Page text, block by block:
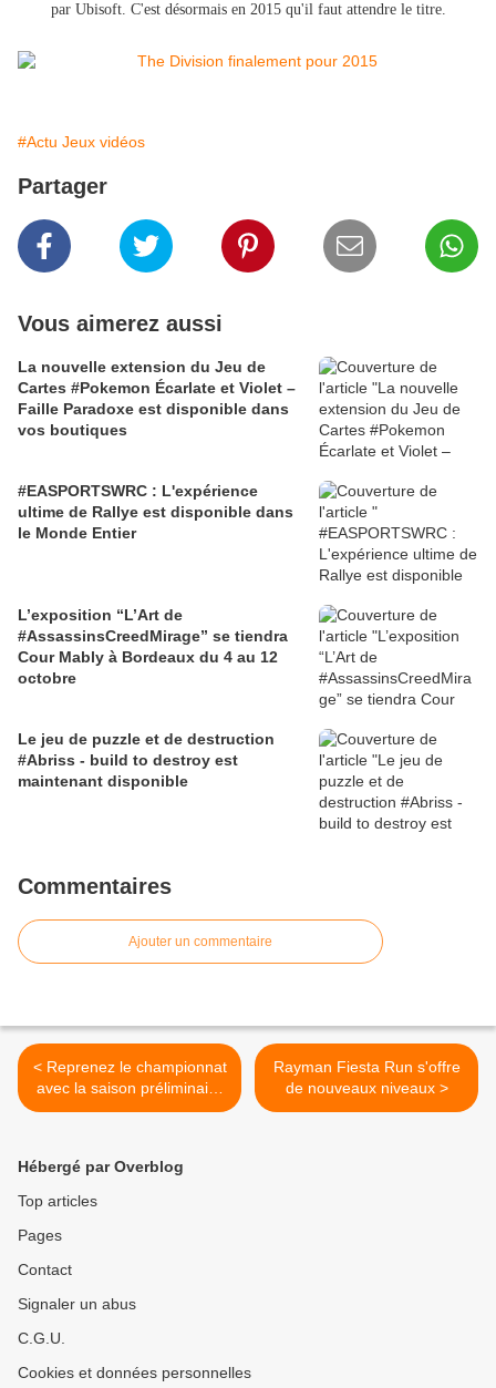
par Ubisoft. C'est désormais en 2015 qu'il faut attendre le titre.
#Actu Jeux vidéos
Partager
Vous aimerez aussi
La nouvelle extension du Jeu de
Cartes #Pokemon Écarlate et Violet –
Faille Paradoxe est disponible dans
vos boutiques
#EASPORTSWRC : L'expérience
ultime de Rallye est disponible dans
le Monde Entier
L’exposition “L’Art de
#AssassinsCreedMirage” se tiendra
Cour Mably à Bordeaux du 4 au 12
octobre
Le jeu de puzzle et de destruction
#Abriss - build to destroy est
maintenant disponible
Commentaires
Ajouter un commentaire
< Reprenez le championnat
avec la saison préliminaire
Rayman Fiesta Run s'offre
de nouveaux niveaux >
Hébergé par Overblog
Top articles
Pages
Contact
Signaler un abus
C.G.U.
Cookies et données personnelles